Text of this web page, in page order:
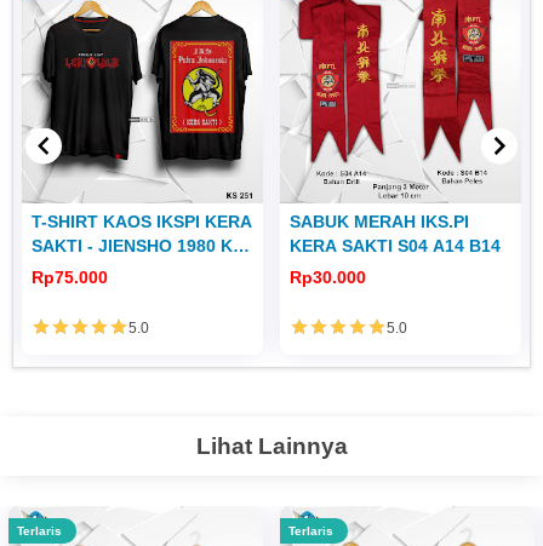
T-SHIRT KAOS IKSPI KERA
SAKTI - JIENSHO 1980 KS
251
Rp75.000
5.0
SABUK MERAH IKS.PI
KERA SAKTI S04 A14 B14
Rp30.000
5.0
Lihat Lainnya
Terlaris Terlaris